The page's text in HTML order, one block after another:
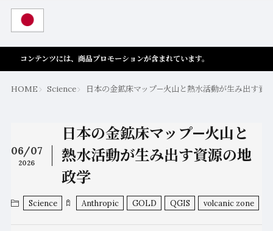
コンテンツには、商品プロモーションが含まれています。
HOME Science 日本の金鉱床マップ—火山と熱水活動が生み出す資
06/07
2026
日本の金鉱床マップ—火山と
熱水活動が生み出す資源の地
政学
Science Anthropic GOLD QGIS volcanic zone